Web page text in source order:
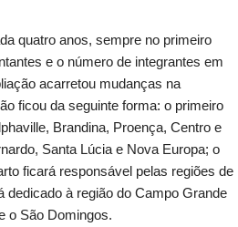
quatro anos, sempre no primeiro
e o número de integrantes em
acarretou mudanças na
ficou da seguinte forma: o primeiro
Brandina, Proença, Centro e
Santa Lúcia e Nova Europa; o
ficará responsável pelas regiões de
dedicado à região do Campo Grande
o São Domingos.